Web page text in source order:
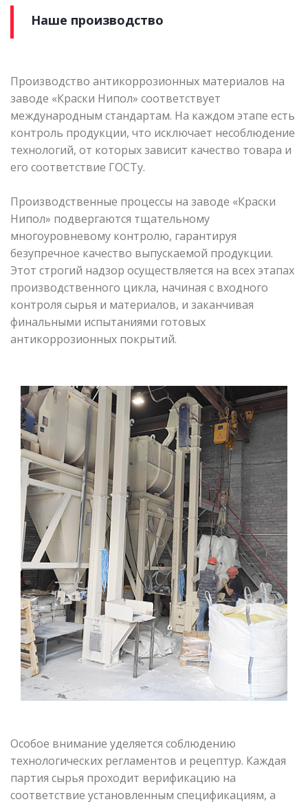
Наше производство
Производство антикоррозионных материалов на
заводе «Краски Нипол» соответствует
международным стандартам. На каждом этапе есть
контроль продукции, что исключает несоблюдение
технологий, от которых зависит качество товара и
его соответствие ГОСТу.
Производственные процессы на заводе «Краски
Нипол» подвергаются тщательному
многоуровневому контролю, гарантируя
безупречное качество выпускаемой продукции.
Этот строгий надзор осуществляется на всех этапах
производственного цикла, начиная с входного
контроля сырья и материалов, и заканчивая
финальными испытаниями готовых
антикоррозионных покрытий.
Особое внимание уделяется соблюдению
технологических регламентов и рецептур. Каждая
партия сырья проходит верификацию на
соответствие установленным спецификациям, а